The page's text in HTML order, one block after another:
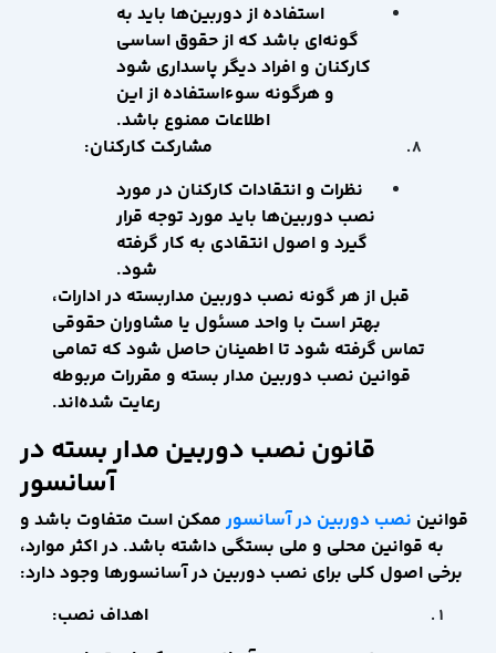
استفاده از دوربین‌ها باید به
گونه‌ای باشد که از حقوق اساسی
کارکنان و افراد دیگر پاسداری شود
و هرگونه سوءاستفاده از این
اطلاعات ممنوع باشد.
مشارکت کارکنان:
نظرات و انتقادات کارکنان در مورد
نصب دوربین‌ها باید مورد توجه قرار
گیرد و اصول انتقادی به کار گرفته
شود.
قبل از هر گونه نصب دوربین مداربسته در ادارات،
بهتر است با واحد مسئول یا مشاوران حقوقی
تماس گرفته شود تا اطمینان حاصل شود که تمامی
قوانین نصب دوربین مدار بسته و مقررات مربوطه
رعایت شده‌اند.
قانون نصب دوربین مدار بسته در
آسانسور
قوانین نصب دوربین در آسانسورممکن است متفاوت باشد و
به قوانین محلی و ملی بستگی داشته باشد. در اکثر موارد،
برخی اصول کلی برای نصب دوربین در آسانسورها وجود دارد:
اهداف نصب: